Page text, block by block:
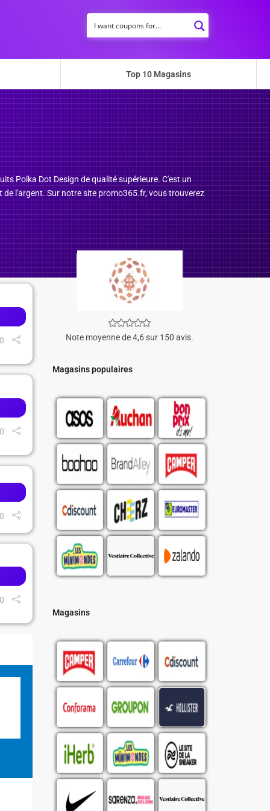
Top 10 Magasins
Polka Dot Design de qualité supérieure. C'est un
l'argent. Sur notre site promo365.fr, vous trouverez
Note moyenne de 4,6 sur 150 avis.
Magasins populaires
Magasins